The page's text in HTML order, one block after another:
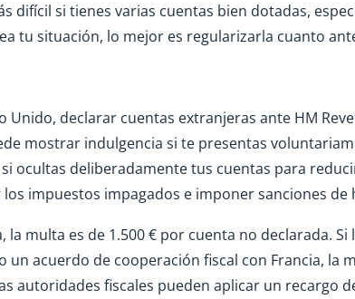
difícil si tienes varias cuentas bien dotadas,
tu situación, lo mejor es regularizarla cuanto
Unido, declarar cuentas extranjeras ante HM
mostrar indulgencia si te presentas
ocultas deliberadamente tus cuentas para
impuestos impagados e imponer sanciones de
la multa es de 1.500 € por cuenta no declarada.
un acuerdo de cooperación fiscal con Francia, la
autoridades fiscales pueden aplicar un recargo